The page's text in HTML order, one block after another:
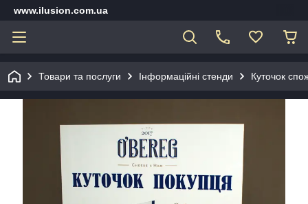
www.ilusion.com.ua
Товари та послуги Інформаційні стенди Куточок